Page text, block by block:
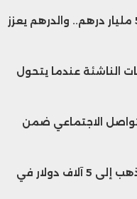
تُوِّج بارتباطها
الذكاء”.
هذه الحصص
شبيه بـ“صندوق
على استثمار عوائد
احتياطيات المغرب تقترب من 500 مليار درهم.. والدرهم يعزز
الناشئة عندما يتحول
الاجتماعي ضمن
يو بي إس يرفع سقف توقعاته للذهب إلى 5 آلاف دولار في